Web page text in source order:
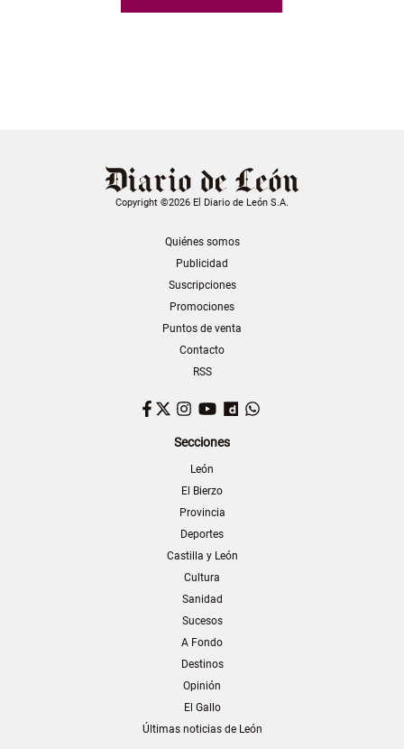
Copyright ©2026 El Diario de León S.A.
Quiénes somos
Publicidad
Suscripciones
Promociones
Puntos de venta
Contacto
RSS
Facebook
TwitterInstagram
YouTubeDailymotion
Secciones
León
El Bierzo
Provincia
Deportes
Castilla y León
Cultura
Sanidad
Sucesos
A Fondo
Destinos
Opinión
El Gallo
Últimas noticias de León